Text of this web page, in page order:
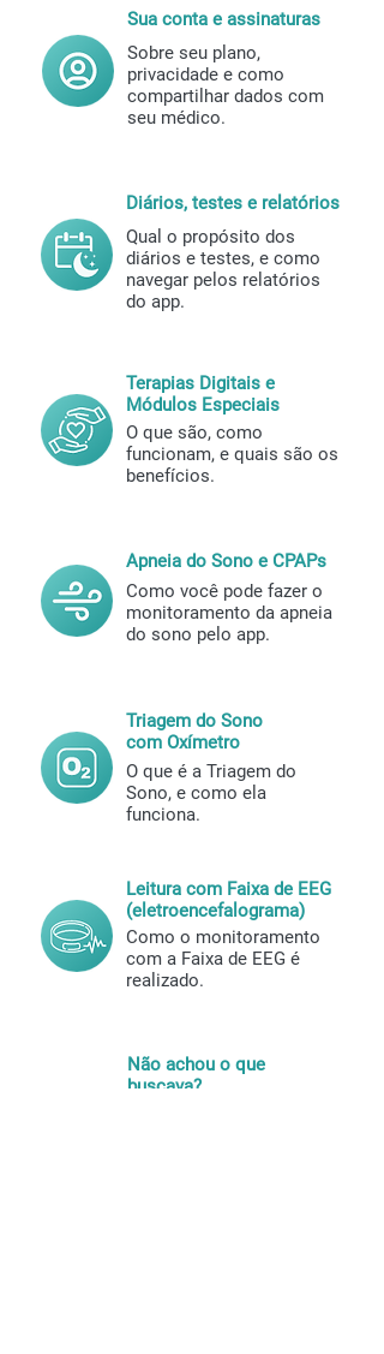
Sua conta e assinaturas
Sobre seu plano,
privacidade e como
compartilhar dados com
seu médico.
Diários, testes e relatórios
Qual o propósito dos
diários e testes, e como
navegar pelos relatórios
do app.
Terapias Digitais e
Módulos Especiais
O que são, como
funcionam, e quais são os
benefícios.
Apneia do Sono e CPAPs
Como você pode fazer o
monitoramento da apneia
do sono pelo app.
Triagem do Sono
com Oxímetro
O que é a Triagem do
Sono, e como ela
funciona.
Leitura com Faixa de EEG
(eletroencefalograma)
Como o monitoramento
com a Faixa de EEG é
realizado.
Não achou o que
buscava?